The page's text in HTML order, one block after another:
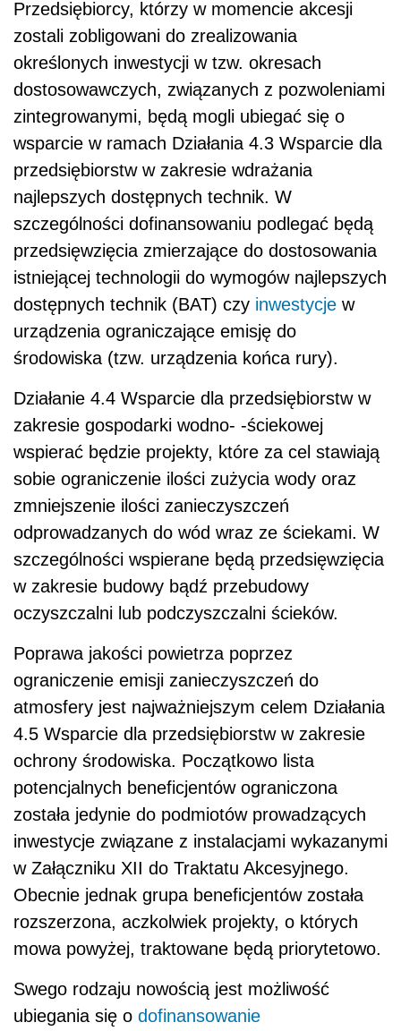
Przedsiębiorcy, którzy w momencie akcesji
zostali zobligowani do zrealizowania
określonych inwestycji w tzw. okresach
dostosowawczych, związanych z pozwoleniami
zintegrowanymi, będą mogli ubiegać się o
wsparcie w ramach Działania 4.3 Wsparcie dla
przedsiębiorstw w zakresie wdrażania
najlepszych dostępnych technik. W
szczególności dofinansowaniu podlegać będą
przedsięwzięcia zmierzające do dostosowania
istniejącej technologii do wymogów najlepszych
dostępnych technik (BAT) czy inwestycje w
urządzenia ograniczające emisję do
środowiska (tzw. urządzenia końca rury).
Działanie 4.4 Wsparcie dla przedsiębiorstw w
zakresie gospodarki wodno- -ściekowej
wspierać będzie projekty, które za cel stawiają
sobie ograniczenie ilości zużycia wody oraz
zmniejszenie ilości zanieczyszczeń
odprowadzanych do wód wraz ze ściekami. W
szczególności wspierane będą przedsięwzięcia
w zakresie budowy bądź przebudowy
oczyszczalni lub podczyszczalni ścieków.
Poprawa jakości powietrza poprzez
ograniczenie emisji zanieczyszczeń do
atmosfery jest najważniejszym celem Działania
4.5 Wsparcie dla przedsiębiorstw w zakresie
ochrony środowiska. Początkowo lista
potencjalnych beneficjentów ograniczona
została jedynie do podmiotów prowadzących
inwestycje związane z instalacjami wykazanymi
w Załączniku XII do Traktatu Akcesyjnego.
Obecnie jednak grupa beneficjentów została
rozszerzona, aczkolwiek projekty, o których
mowa powyżej, traktowane będą priorytetowo.
Swego rodzaju nowością jest możliwość
ubiegania się o dofinansowanie